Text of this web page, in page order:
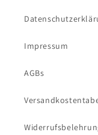
Impressum
AGBs